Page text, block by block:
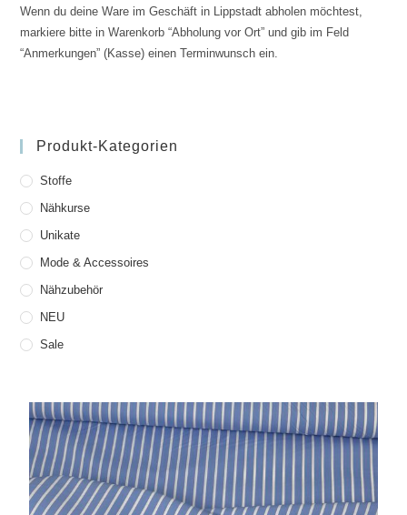
Wenn du deine Ware im Geschäft in Lippstadt abholen möchtest,
markiere bitte in Warenkorb “Abholung vor Ort” und gib im Feld
“Anmerkungen” (Kasse) einen Terminwunsch ein.
Produkt-Kategorien
Stoffe
Nähkurse
Unikate
Mode & Accessoires
Nähzubehör
NEU
Sale